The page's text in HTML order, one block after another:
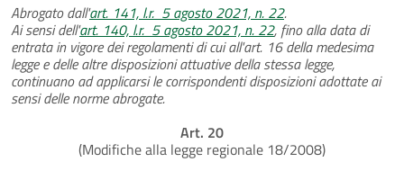
Abrogato dall'art. 141, l.r. 5 agosto 2021, n. 22.
Ai sensi dell'art. 140, l.r. 5 agosto 2021, n. 22, fino alla data di
entrata in vigore dei regolamenti di cui all'art. 16 della medesima
legge e delle altre disposizioni attuative della stessa legge,
continuano ad applicarsi le corrispondenti disposizioni adottate ai
sensi delle norme abrogate.
Art. 20
(Modifiche alla legge regionale 18/2008)